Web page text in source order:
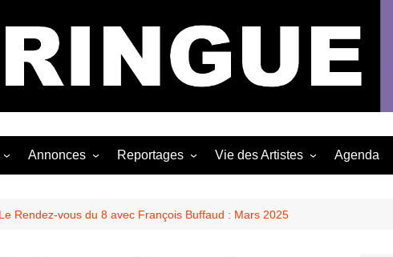
Bastringue Corp –
EP
Annonces
Les Concerts
Reportages
Photographies
Vie des Artistes
Nécro
Agenda
Le Rendez-vous du 8 avec François Buffaud : Mars 2025